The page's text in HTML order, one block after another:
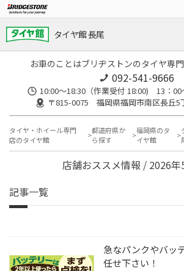
タイヤ館 長尾
お車のことはブリヂストンのタイヤ専
092-541-9666
10:00～18:30（作業受付 18:00) 13：00
〒815-0075 福岡県福岡市南区長丘5
タイヤ・ホイール専門
店のタイヤ館
都道府県か
ら探す
福岡県のタ
イヤ館
店舗おススメ情報 / 2026年
記事一覧
急なパンクやバッ
任せ下さい！